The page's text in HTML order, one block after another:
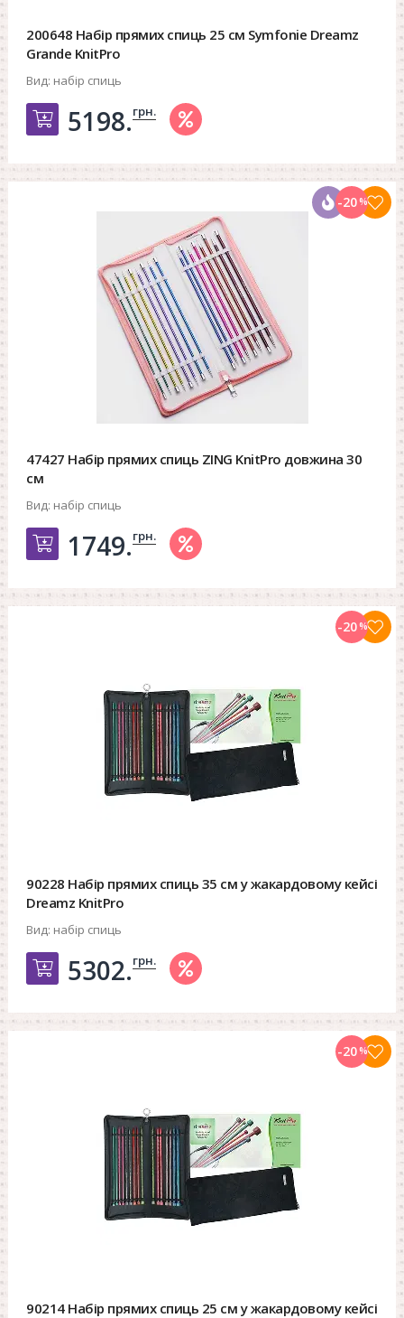
200648 Набір прямих спиць 25 см Symfonie Dreamz
Grande KnitPro
Вид: набір спиць
Добавить в корзину
5198.грн.
47427 Набір прямих спиць ZING KnitPro довжина 30
см
Вид: набір спиць
Добавить в корзину
1749.грн.
-20%
90228 Набір прямих спиць 35 см у жакардовому кейсі
Dreamz KnitPro
Вид: набір спиць
Добавить в корзину
5302.грн.
-20%
90214 Набір прямих спиць 25 см у жакардовому кейсі
-20%